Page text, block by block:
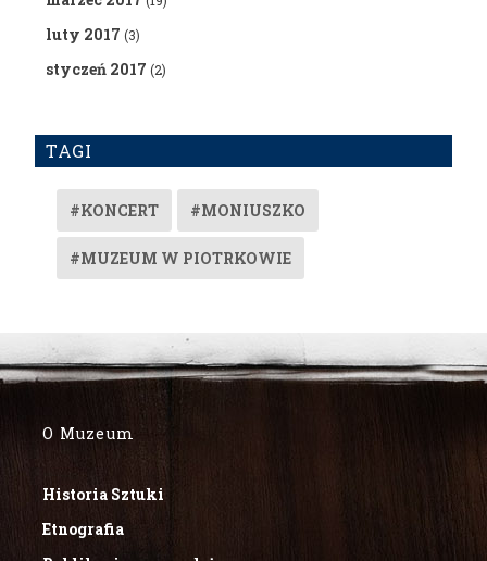
luty 2017 (3)
styczeń 2017 (2)
TAGI
#KONCERT #MONIUSZKO
#MUZEUM W PIOTRKOWIE
O Muzeum
Historia Sztuki
Etnografia